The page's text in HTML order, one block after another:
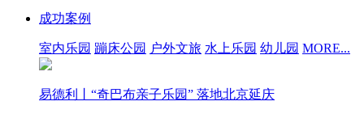
成功案例
室内乐园 蹦床公园 户外文旅 水上乐园 幼儿园 MORE...
易德利丨“奇巴布亲子乐园” 落地北京延庆